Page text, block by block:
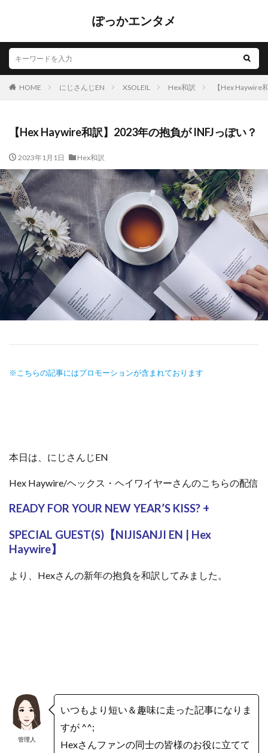
ぽっかエンタメ
HOME にじさんじEN XSOLEIL Hex和訳 【Hex Haywire
【Hex Haywire和訳】2023年の抱負が INFJっぽい？
2023年1月1日 Hex和訳
※こちらの記事にはプロモーションが含まれております
本日は、にじさんじEN
Hex Haywire/ヘックス・ヘイワイヤーさんのこちらの配信
READY FOR YOUR NEW YEAR’S KISS? +
SPECIAL GUEST(S)【NIJISANJI EN | Hex
Haywire】
より、Hexさんの新年の抱負を和訳してみました。
管理人
いつもより短い＆趣味に走った記事になりま
すが ^^;
Hexさんファンの同士の皆様のお役に立てて